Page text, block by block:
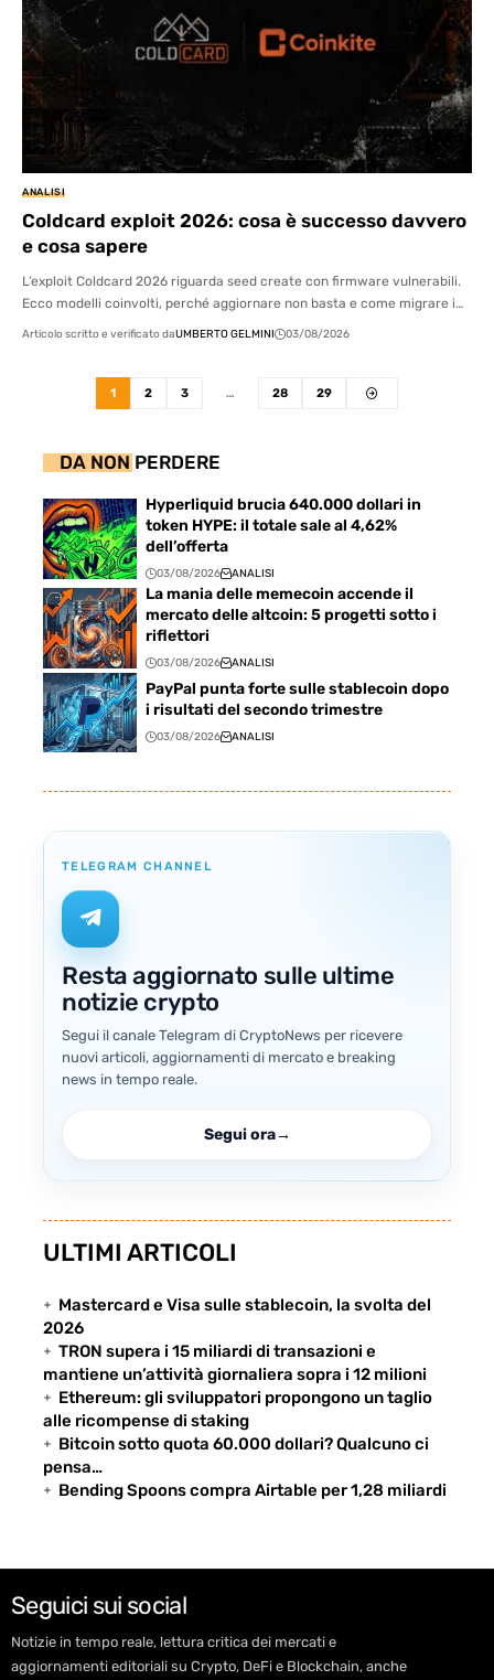
ANALISI
Coldcard exploit 2026: cosa è successo davvero
e cosa sapere
L’exploit Coldcard 2026 riguarda seed create con firmware vulnerabili.
Ecco modelli coinvolti, perché aggiornare non basta e come migrare i…
Articolo scritto e verificato daUMBERTO GELMINI 03/08/2026
1 2 3 … 28 29
DA NON PERDERE
Hyperliquid brucia 640.000 dollari in
token HYPE: il totale sale al 4,62%
dell’offerta
03/08/2026 ANALISI
La mania delle memecoin accende il
mercato delle altcoin: 5 progetti sotto i
riflettori
03/08/2026 ANALISI
PayPal punta forte sulle stablecoin dopo
i risultati del secondo trimestre
03/08/2026 ANALISI
TELEGRAM CHANNEL
Resta aggiornato sulle ultime
notizie crypto
Segui il canale Telegram di CryptoNews per ricevere
nuovi articoli, aggiornamenti di mercato e breaking
news in tempo reale.
Segui ora→
ULTIMI ARTICOLI
Mastercard e Visa sulle stablecoin, la svolta del
2026
TRON supera i 15 miliardi di transazioni e
mantiene un’attività giornaliera sopra i 12 milioni
Ethereum: gli sviluppatori propongono un taglio
alle ricompense di staking
Bitcoin sotto quota 60.000 dollari? Qualcuno ci
pensa…
Bending Spoons compra Airtable per 1,28 miliardi
Seguici sui social
Notizie in tempo reale, lettura critica dei mercati e
aggiornamenti editoriali su Crypto, DeFi e Blockchain, anche